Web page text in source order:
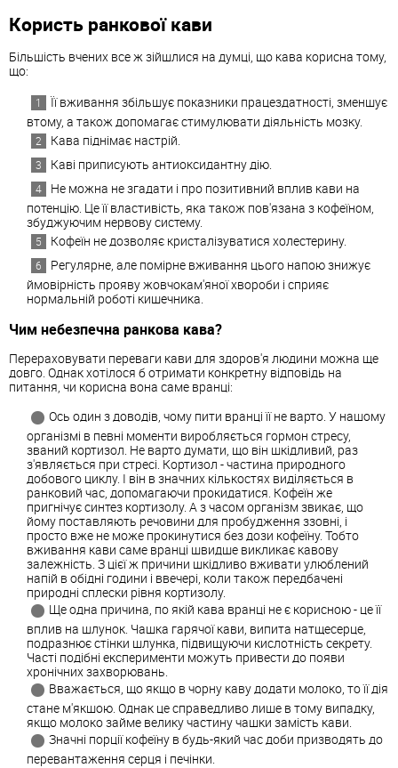
Користь ранкової кави
Більшість вчених все ж зійшлися на думці, що кава корисна тому,
що:
Її вживання збільшує показники працездатності, зменшує
втому, а також допомагає стимулювати діяльність мозку.
Кава піднімає настрій.
Каві приписують антиоксидантну дію.
Не можна не згадати і про позитивний вплив кави на
потенцію. Це її властивість, яка також пов'язана з кофеїном,
збуджуючим нервову систему.
Кофеїн не дозволяє кристалізуватися холестерину.
Регулярне, але помірне вживання цього напою знижує
ймовірність прояву жовчокам'яної хвороби і сприяє
нормальній роботі кишечника.
Чим небезпечна ранкова кава?
Перераховувати переваги кави для здоров'я людини можна ще
довго. Однак хотілося б отримати конкретну відповідь на
питання, чи корисна вона саме вранці:
Ось один з доводів, чому пити вранці її не варто. У нашому
організмі в певні моменти виробляється гормон стресу,
званий кортизол. Не варто думати, що він шкідливий, раз
з'являється при стресі. Кортизол - частина природного
добового циклу. І він в значних кількостях виділяється в
ранковий час, допомагаючи прокидатися. Кофеїн же
пригнічує синтез кортизолу. А з часом організм звикає, що
йому поставляють речовини для пробудження ззовні, і
просто вже не може прокинутися без дози кофеїну. Тобто
вживання кави саме вранці швидше викликає кавову
залежність. З цієї ж причини шкідливо вживати улюблений
напій в обідні години і ввечері, коли також передбачені
природні сплески рівня кортизолу.
Ще одна причина, по якій кава вранці не є корисною - це її
вплив на шлунок. Чашка гарячої кави, випита натщесерце,
подразнює стінки шлунка, підвищуючи кислотність секрету.
Часті подібні експерименти можуть привести до появи
хронічних захворювань.
Вважається, що якщо в чорну каву додати молоко, то її дія
стане м'якшою. Однак це справедливо лише в тому випадку,
якщо молоко займе велику частину чашки замість кави.
Значні порції кофеїну в будь-який час доби призводять до
перевантаження серця і печінки.